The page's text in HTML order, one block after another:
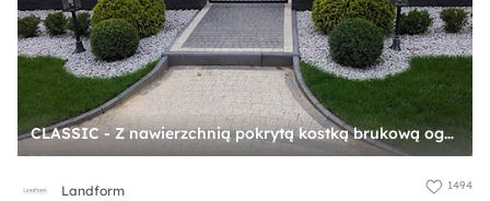
CLASSIC - Z nawierzchnią pokrytą kostką brukową ogród przed domem, styl nowoczesny - zdjęcie od Landform
Landform 1494